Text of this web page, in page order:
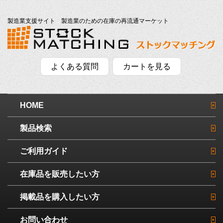
製造業支援サイト 製造業のための在庫の再流通マーケット
よくある質問 カートを見る
HOME
製品検索
ご利用ガイド
在庫品を販売したい方
掲載品を購入したい方
お問い合わせ